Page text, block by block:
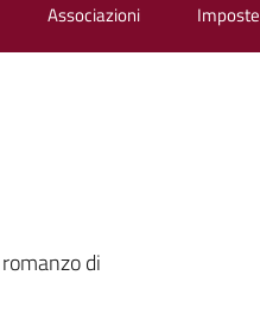
Associazioni Imposte
di